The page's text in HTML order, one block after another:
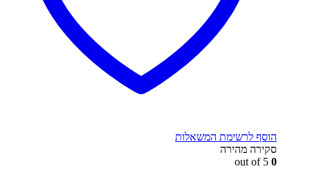
הוסף לרשימת המשאלות
סקירה מהירה
0